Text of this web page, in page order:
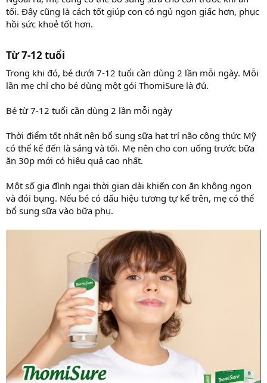
tối. Đây cũng là cách tốt giúp con có ngủ ngon giấc hơn, phục
hồi sức khoẻ tốt hơn.
Từ 7-12 tuổi​
Trong khi đó, bé dưới 7-12 tuổi cần dùng 2 lần mỗi ngày. Mỗi
lần mẹ chỉ cho bé dùng một gói ThomiSure là đủ.
Bé từ 7-12 tuổi cần dùng 2 lần mỗi ngày
Thời điểm tốt nhất nên bổ sung sữa hạt trí não công thức Mỹ
có thể kể đến là sáng và tối. Mẹ nên cho con uống trước bữa
ăn 30p mới có hiệu quả cao nhất.
Một số gia đình ngại thời gian dài khiến con ăn không ngon
và đói bụng. Nếu bé có dấu hiệu tương tự kể trên, mẹ có thể
bổ sung sữa vào bữa phụ.